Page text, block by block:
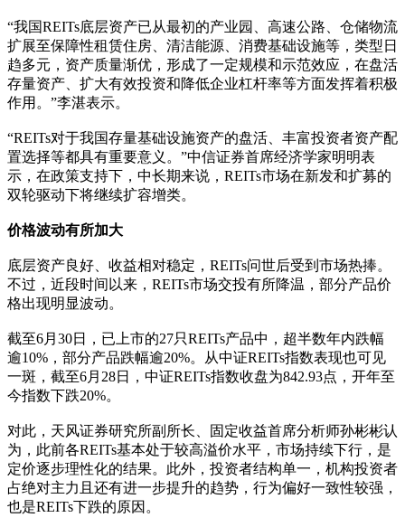
“我国REITs底层资产已从最初的产业园、高速公路、仓储物流
扩展至保障性租赁住房、清洁能源、消费基础设施等，类型日
趋多元，资产质量渐优，形成了一定规模和示范效应，在盘活
存量资产、扩大有效投资和降低企业杠杆率等方面发挥着积极
作用。”李湛表示。
“REITs对于我国存量基础设施资产的盘活、丰富投资者资产配
置选择等都具有重要意义。”中信证券首席经济学家明明表
示，在政策支持下，中长期来说，REITs市场在新发和扩募的
双轮驱动下将继续扩容增类。
价格波动有所加大
底层资产良好、收益相对稳定，REITs问世后受到市场热捧。
不过，近段时间以来，REITs市场交投有所降温，部分产品价
格出现明显波动。
截至6月30日，已上市的27只REITs产品中，超半数年内跌幅
逾10%，部分产品跌幅逾20%。从中证REITs指数表现也可见
一斑，截至6月28日，中证REITs指数收盘为842.93点，开年至
今指数下跌20%。
对此，天风证券研究所副所长、固定收益首席分析师孙彬彬认
为，此前各REITs基本处于较高溢价水平，市场持续下行，是
定价逐步理性化的结果。此外，投资者结构单一，机构投资者
占绝对主力且还有进一步提升的趋势，行为偏好一致性较强，
也是REITs下跌的原因。